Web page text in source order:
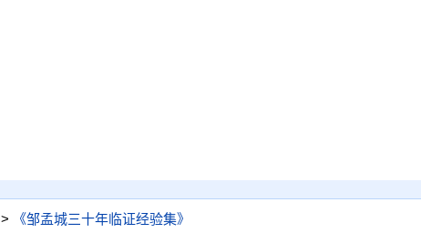
> 《邹孟城三十年临证经验集》